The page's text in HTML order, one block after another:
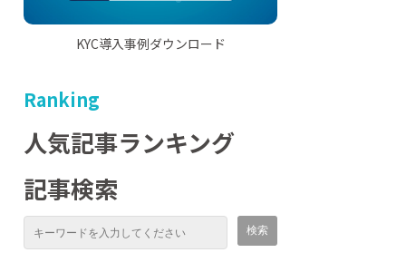
KYC導入事例ダウンロード
Ranking
人気記事ランキング
記事検索